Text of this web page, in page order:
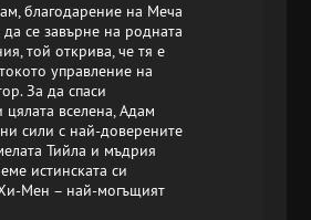
благодарение на Меча
да се завърне на родната
той открива, че тя е
управление на
За да спаси
цялата вселена, Адам
сили с най-доверените
Тийла и мъдрия
истинската си
Мен – най-могъщият